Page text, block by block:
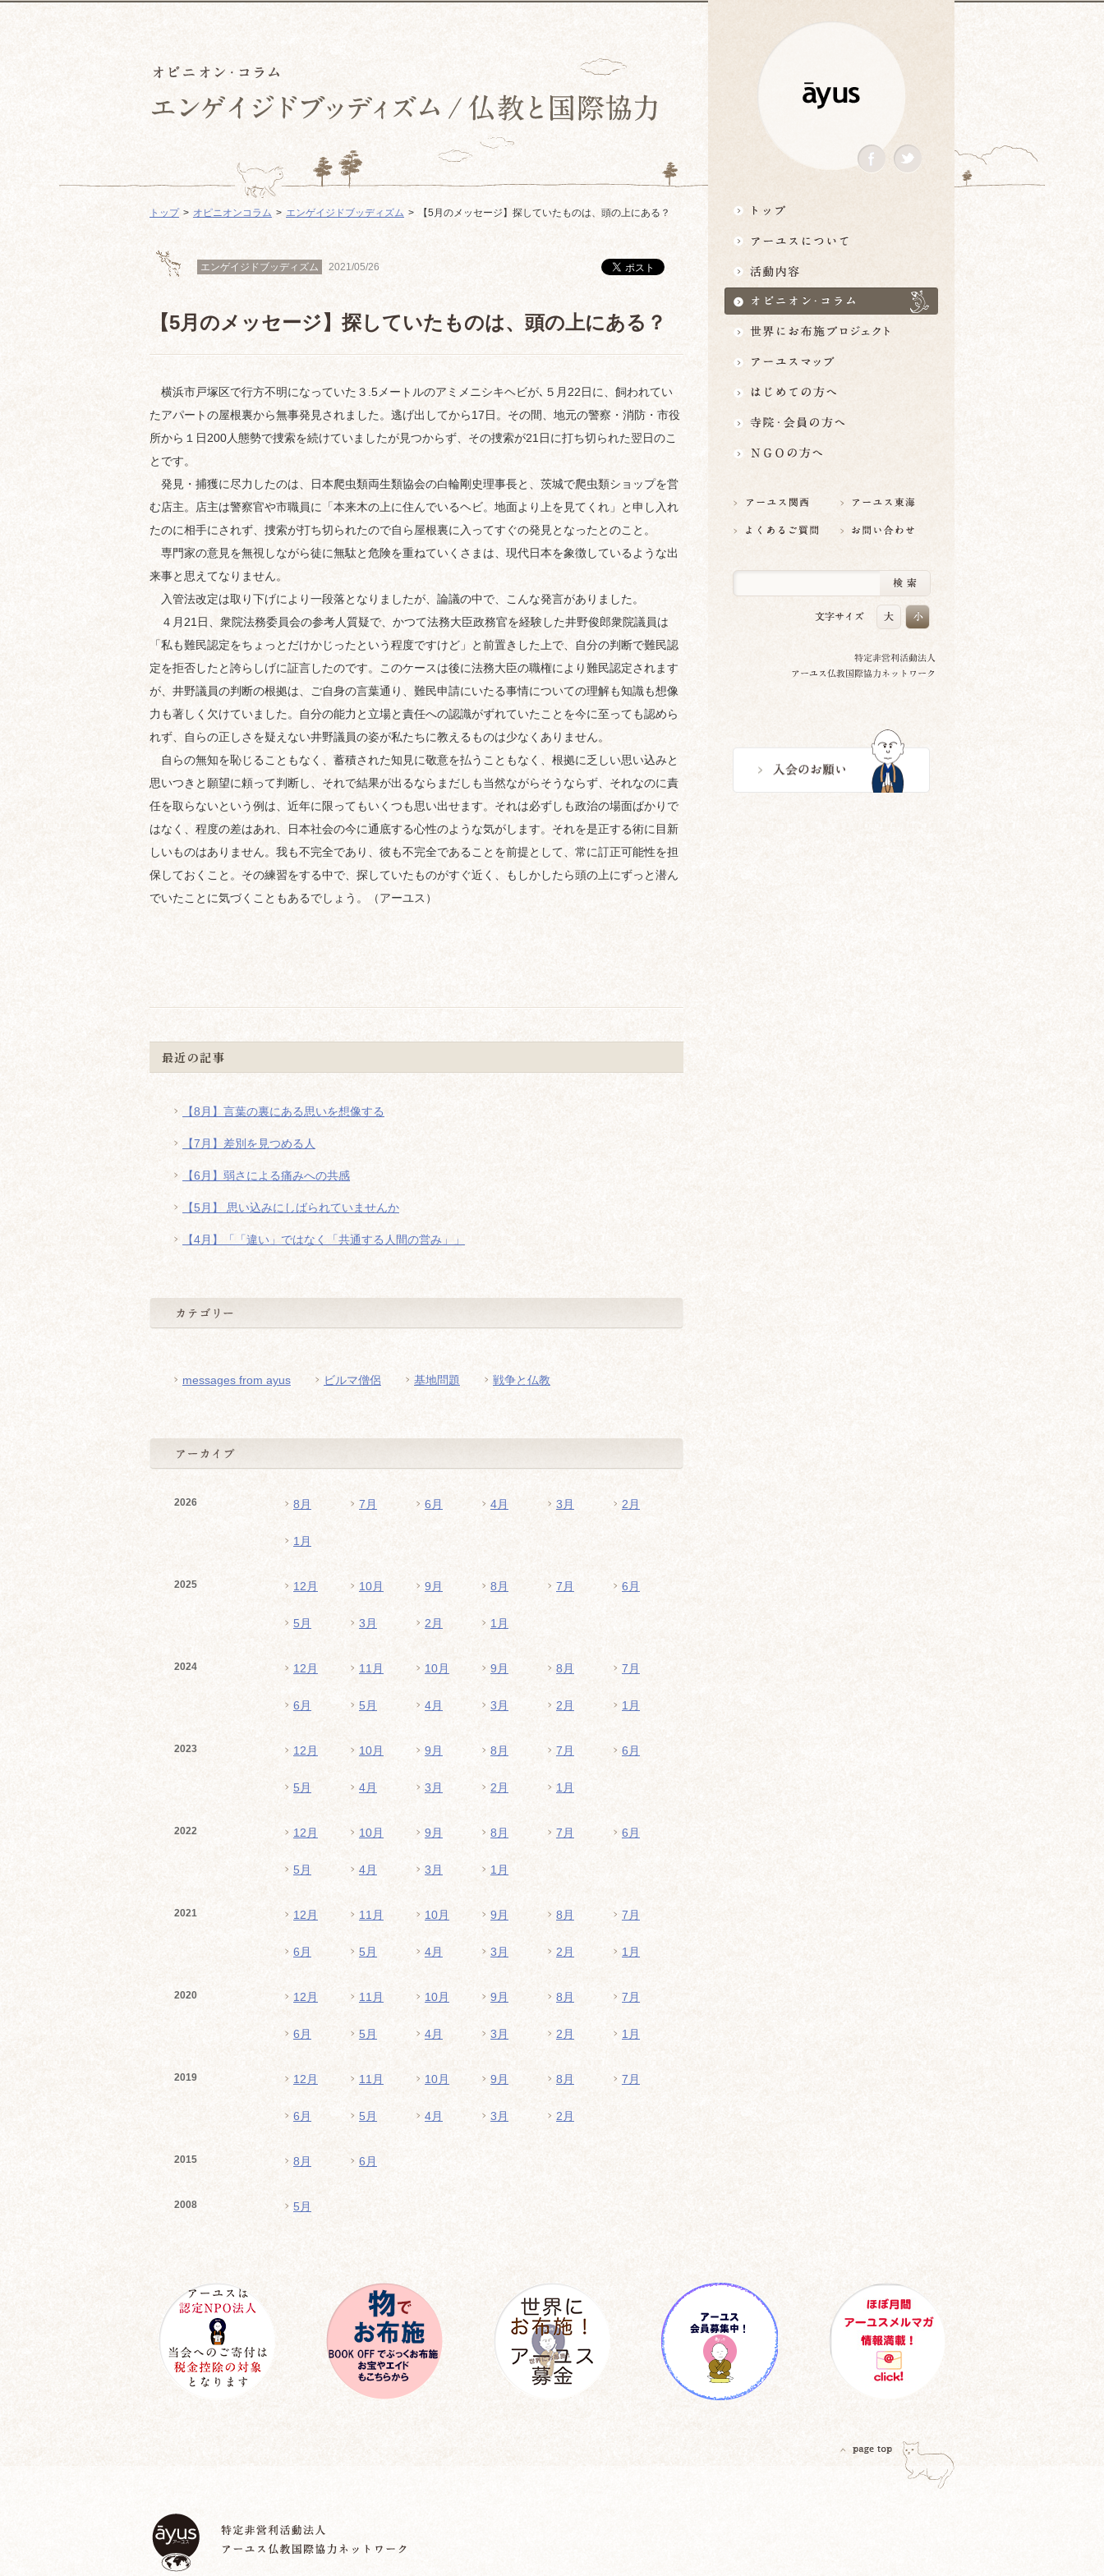
トップ オピニオンコラム エンゲイジドブッディズム 【5月のメッセージ】探していたものは、頭の上にある？
エンゲイジドブッディズム 2021/05/26
【5月のメッセージ】探していたものは、頭の上にある？
横浜市戸塚区で行方不明になっていた３.5メートルのアミメニシキヘビが､５月22日に、飼われてい
たアパートの屋根裏から無事発見されました。逃げ出してから17日。その間、地元の警察・消防・市役
所から１日200人態勢で捜索を続けていましたが見つからず、その捜索が21日に打ち切られた翌日のこ
とです。
発見・捕獲に尽力したのは、日本爬虫類両生類協会の白輪剛史理事長と、茨城で爬虫類ショップを営
む店主。店主は警察官や市職員に「本来木の上に住んでいるヘビ。地面より上を見てくれ」と申し入れ
たのに相手にされず、捜索が打ち切られたので自ら屋根裏に入ってすぐの発見となったとのこと。
専門家の意見を無視しながら徒に無駄と危険を重ねていくさまは、現代日本を象徴しているような出
来事と思えてなりません。
入管法改定は取り下げにより一段落となりましたが、論議の中で、こんな発言がありました。
４月21日、衆院法務委員会の参考人質疑で、かつて法務大臣政務官を経験した井野俊郎衆院議員は
「私も難民認定をちょっとだけかじったという程度ですけど」と前置きした上で、自分の判断で難民認
定を拒否したと誇らしげに証言したのです。このケースは後に法務大臣の職権により難民認定されます
が、井野議員の判断の根拠は、ご自身の言葉通り、難民申請にいたる事情についての理解も知識も想像
力も著しく欠けていました。自分の能力と立場と責任への認識がずれていたことを今に至っても認めら
れず、自らの正しさを疑えない井野議員の姿が私たちに教えるものは少なくありません。
自らの無知を恥じることもなく、蓄積された知見に敬意を払うこともなく、根拠に乏しい思い込みと
思いつきと願望に頼って判断し、それで結果が出るならまだしも当然ながらそうならず、それなのに責
任を取らないという例は、近年に限ってもいくつも思い出せます。それは必ずしも政治の場面ばかりで
はなく、程度の差はあれ、日本社会の今に通底する心性のような気がします。それを是正する術に目新
しいものはありません。我も不完全であり、彼も不完全であることを前提として、常に訂正可能性を担
保しておくこと。その練習をする中で、探していたものがすぐ近く、もしかしたら頭の上にずっと潜ん
でいたことに気づくこともあるでしょう。（アーユス）
最近の記事
【8月】言葉の裏にある思いを想像する
【7月】差別を見つめる人
【6月】弱さによる痛みへの共感
【5月】 思い込みにしばられていませんか
【4月】「「違い」ではなく「共通する人間の営み」」
messages from ayus ビルマ僧侶 基地問題 戦争と仏教
2026 8月 7月 6月 4月 3月 2月
1月
2025 12月 10月 9月 8月 7月 6月
5月 3月 2月 1月
2024 12月 11月 10月 9月 8月 7月
6月 5月 4月 3月 2月 1月
2023 12月 10月 9月 8月 7月 6月
5月 4月 3月 2月 1月
2022 12月 10月 9月 8月 7月 6月
5月 4月 3月 1月
2021 12月 11月 10月 9月 8月 7月
6月 5月 4月 3月 2月 1月
2020 12月 11月 10月 9月 8月 7月
6月 5月 4月 3月 2月 1月
2019 12月 11月 10月 9月 8月 7月
6月 5月 4月 3月 2月
2015 8月 6月
2008 5月